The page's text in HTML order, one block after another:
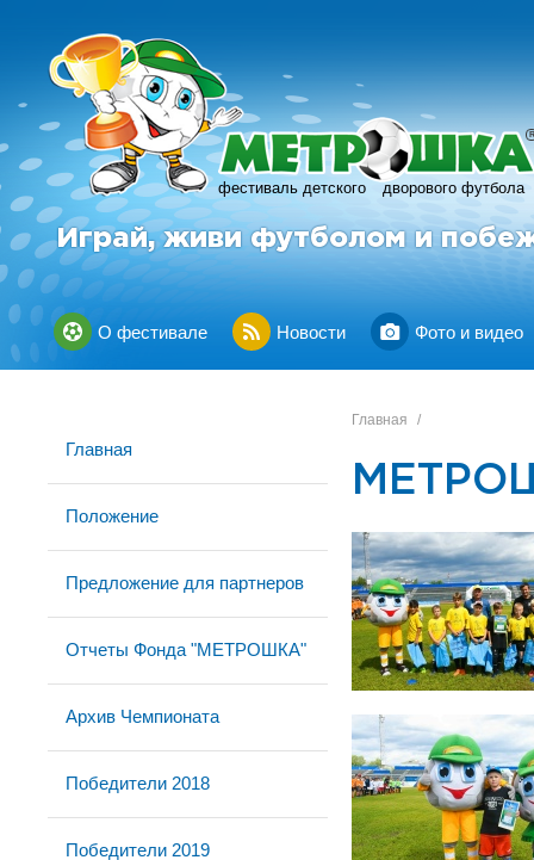
фестиваль детского дворового футбола
R
Играй, живи футболом и
О фестивале Новости Фото и видео
Главная
Положение
Предложение для партнеров
Отчеты Фонда "МЕТРОШКА"
Архив Чемпионата
Победители 2018
Победители 2019
Главная /